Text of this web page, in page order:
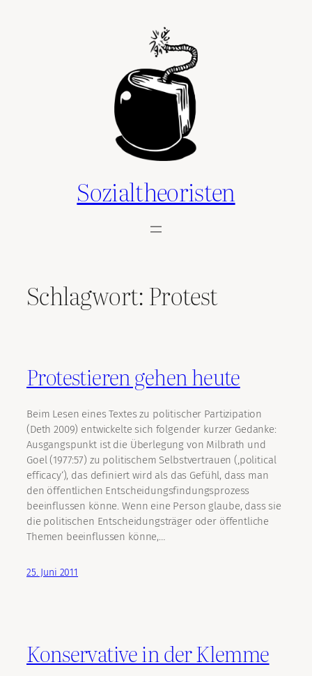
Sozialtheoristen
Schlagwort: Protest
Protestieren gehen heute
Beim Lesen eines Textes zu politischer Partizipation
(Deth 2009) entwickelte sich folgender kurzer Gedanke:
Ausgangspunkt ist die Überlegung von Milbrath und
Goel (1977:57) zu politischem Selbstvertrauen (‚political
efficacy‘), das definiert wird als das Gefühl, dass man
den öffentlichen Entscheidungsfindungsprozess
beeinflussen könne. Wenn eine Person glaube, dass sie
die politischen Entscheidungsträger oder öffentliche
Themen beeinflussen könne,…
25. Juni 2011
Konservative in der Klemme